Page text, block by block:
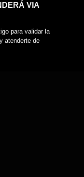
VIA
para validar la
atenderte de